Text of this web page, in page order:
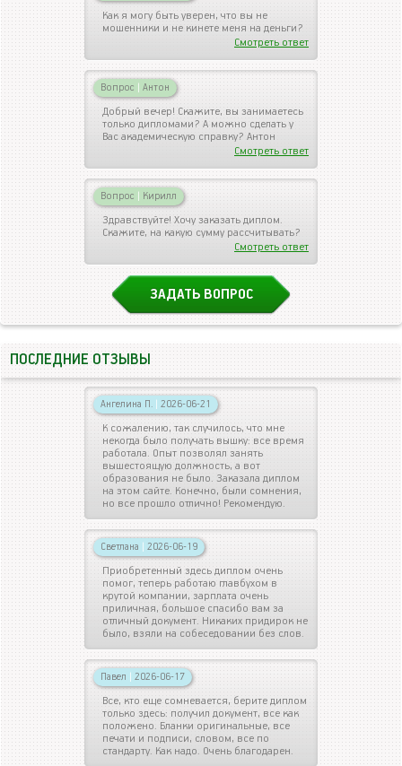
Как я могу быть уверен, что вы не
мошенники и не кинете меня на деньги?
Смотреть ответ
Вопрос | Антон
Добрый вечер! Скажите, вы занимаетесь
только дипломами? А можно сделать у
Вас академическую справку? Антон
Смотреть ответ
Вопрос | Кирилл
Здравствуйте! Хочу заказать диплом.
Скажите, на какую сумму рассчитывать?
Смотреть ответ
ЗАДАТЬ ВОПРОС
ПОСЛЕДНИЕ ОТЗЫВЫ
Ангелина П. | 2026-06-21
К сожалению, так случилось, что мне
некогда было получать вышку: все время
работала. Опыт позволял занять
вышестоящую должность, а вот
образования не было. Заказала диплом
на этом сайте. Конечно, были сомнения,
но все прошло отлично! Рекомендую.
Светлана | 2026-06-19
Приобретенный здесь диплом очень
помог, теперь работаю главбухом в
крутой компании, зарплата очень
приличная, большое спасибо вам за
отличный документ. Никаких придирок не
было, взяли на собеседовании без слов.
Павел | 2026-06-17
Все, кто еще сомневается, берите диплом
только здесь: получил документ, все как
положено. Бланки оригинальные, все
печати и подписи, словом, все по
стандарту. Как надо. Очень благодарен.